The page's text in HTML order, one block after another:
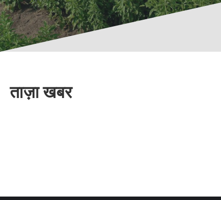
ताज़ा खबर